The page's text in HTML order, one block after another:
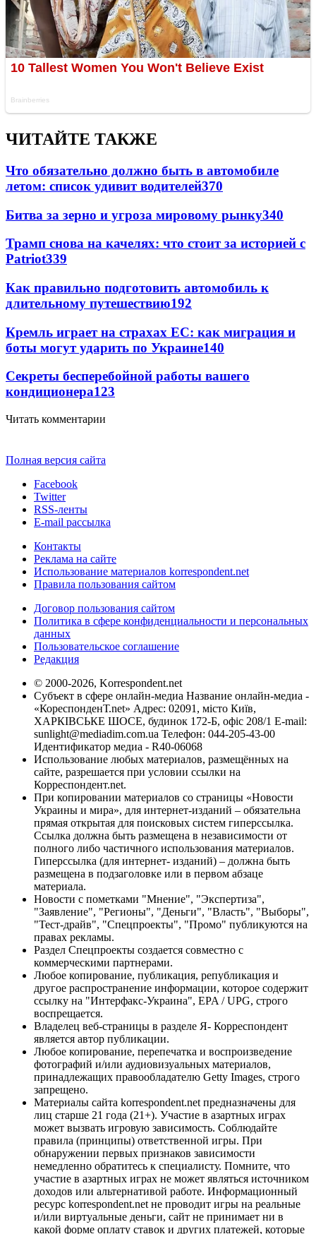
ЧИТАЙТЕ ТАКЖЕ
Что обязательно должно быть в автомобиле
летом: список удивит водителей370
Битва за зерно и угроза мировому рынку340
Трамп снова на качелях: что стоит за историей с
Patriot339
Как правильно подготовить автомобиль к
длительному путешествию192
Кремль играет на страхах ЕС: как миграция и
боты могут ударить по Украине140
Секреты бесперебойной работы вашего
кондиционера123
Читать комментарии
Полная версия сайта
Facebook
Twitter
RSS-ленты
E-mail рассылка
Контакты
Реклама на сайте
Использование материалов korrespondent.net
Правила пользования сайтом
Договор пользования сайтом
Политика в сфере конфиденциальности и персональных
данных
Пользовательское соглашение
Редакция
© 2000-2026, Korrespondent.net
Субъект в сфере онлайн-медиа Название онлайн-медиа -
«КореспонденТ.net» Адрес: 02091, місто Київ,
ХАРКІВСЬКЕ ШОСЕ, будинок 172-Б, офіс 208/1 E-mail:
sunlight@mediadim.com.ua Телефон: 044-205-43-00
Идентификатор медиа - R40-06068
Использование любых материалов, размещённых на
сайте, разрешается при условии ссылки на
Корреспондент.net.
При копировании материалов со страницы «Новости
Украины и мира», для интернет-изданий – обязательна
прямая открытая для поисковых систем гиперссылка.
Ссылка должна быть размещена в независимости от
полного либо частичного использования материалов.
Гиперссылка (для интернет- изданий) – должна быть
размещена в подзаголовке или в первом абзаце
материала.
Новости с пометками "Мнение", "Экспертиза",
"Заявление", "Регионы", "Деньги", "Власть", "Выборы",
"Тест-драйв", "Спецпроекты", "Промо" публикуются на
правах рекламы.
Раздел Спецпроекты создается совместно с
коммерческими партнерами.
Любое копирование, публикация, републикация и
другое распространение информации, которое содержит
ссылку на "Интерфакс-Украина", EPA / UPG, строго
воспрещается.
Владелец веб-страницы в разделе Я- Корреспондент
является автор публикации.
Любое копирование, перепечатка и воспроизведение
фотографий и/или аудиовизуальных материалов,
принадлежащих правообладателю Getty Images, строго
запрещено.
Материалы сайта korrespondent.net предназначены для
лиц старше 21 года (21+). Участие в азартных играх
может вызвать игровую зависимость. Соблюдайте
правила (принципы) ответственной игры. При
обнаружении первых признаков зависимости
немедленно обратитесь к специалисту. Помните, что
участие в азартных играх не может являться источником
доходов или альтернативой работе. Информационный
ресурс korrespondent.net не проводит игры на реальные
и/или виртуальные деньги, сайт не принимает ни в
какой форме оплату ставок и других платежей, которые